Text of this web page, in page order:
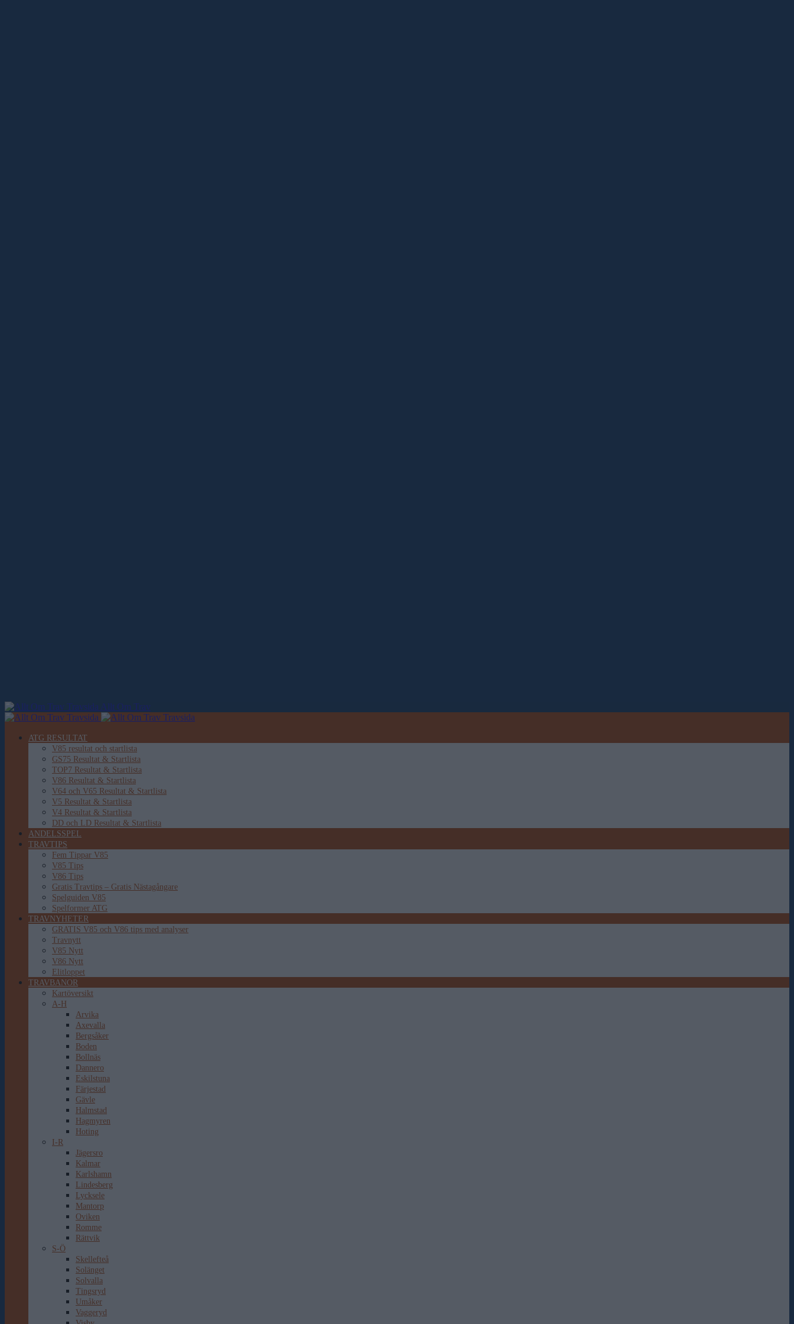
Allt Om Trav
ATG RESULTAT
V85 resultat och startlista
GS75 Resultat & Startlista
TOP7 Resultat & Startlista
V86 Resultat & Startlista
V64 och V65 Resultat & Startlista
V5 Resultat & Startlista
V4 Resultat & Startlista
DD och LD Resultat & Startlista
ANDELSSPEL
TRAVTIPS
Fem Tippar V85
V85 Tips
V86 Tips
Gratis Travtips – Gratis Nästagångare
Spelguiden V85
Spelformer ATG
TRAVNYHETER
GRATIS V85 och V86 tips med analyser
Travnytt
V85 Nytt
V86 Nytt
Elitloppet
TRAVBANOR
Kartöversikt
A-H
Arvika
Axevalla
Bergsåker
Boden
Bollnäs
Dannero
Eskilstuna
Färjestad
Gävle
Halmstad
Hagmyren
Hoting
I-R
Jägersro
Kalmar
Karlshamn
Lindesberg
Lycksele
Mantorp
Oviken
Romme
Rättvik
S-Ö
Skellefteå
Solänget
Solvalla
Tingsryd
Umåker
Vaggeryd